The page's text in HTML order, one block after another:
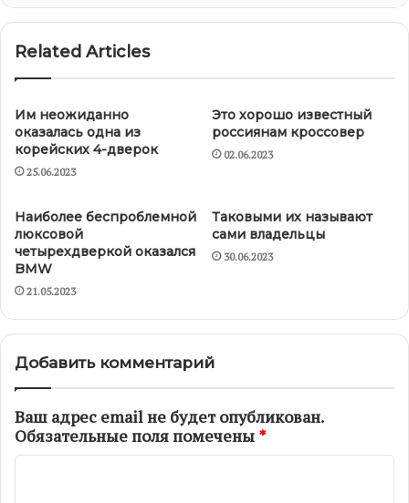
Related Articles
Им неожиданно
оказалась одна из
корейских 4-дверок
25.06.2023
Это хорошо известный
россиянам кроссовер
02.06.2023
Наиболее беспроблемной
люксовой
четырехдверкой оказался
BMW
21.05.2023
Таковыми их называют
сами владельцы
30.06.2023
Добавить комментарий
Ваш адрес email не будет опубликован.
Обязательные поля помечены *